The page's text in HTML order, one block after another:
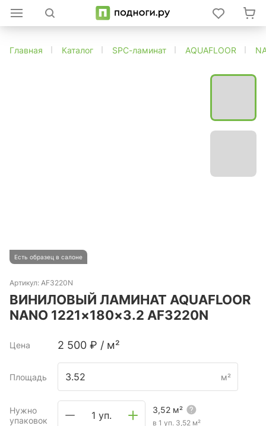
Главная Каталог SPC-ламинат AQUAFLOOR
Есть образец в салоне
Артикул: AF3220N
ВИНИЛОВЫЙ ЛАМИНАТ AQUAFLOOR
NANO 1221×180×3.2 AF3220N
Цена 2 500 ₽ / м²
Площадь м²
Нужно
упаковок
1 уп. 3,52 м²
в 1 уп. 3,52 м²